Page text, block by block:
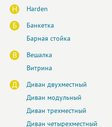
H Harden
Б
Банкетка
Барная стойка
В
Вешалка
Витрина
Д
Диван двухместный
Диван модульный
Диван трехместный
Диван четырехместный